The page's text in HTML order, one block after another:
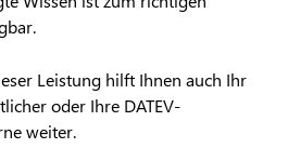
Leistung hilft Ihnen auch Ihr
oder Ihre DATEV-
weiter.